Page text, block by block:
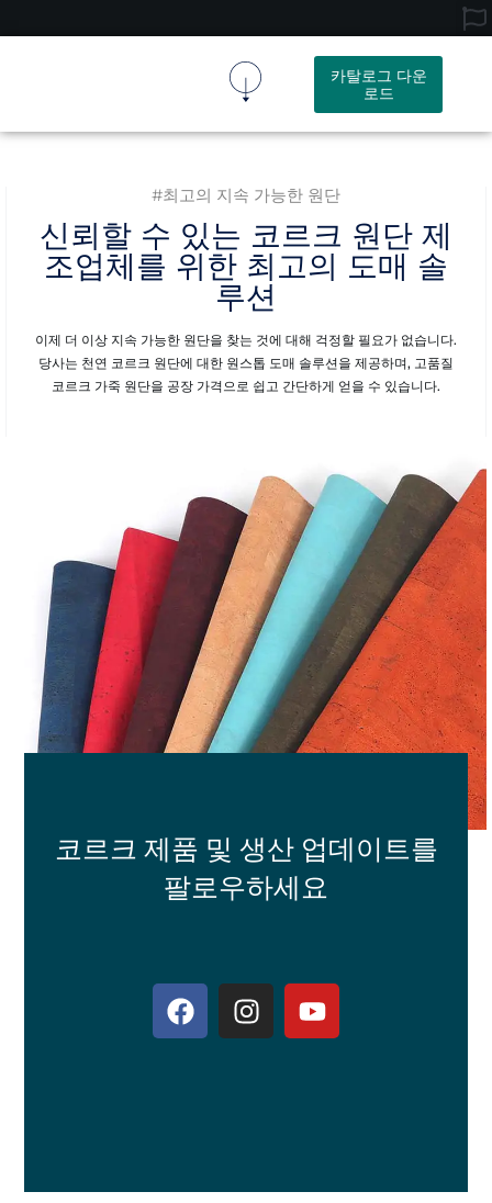
카탈로그 다운
로드
#최고의 지속 가능한 원단
신뢰할 수 있는 코르크 원단 제
조업체를 위한 최고의 도매 솔
루션
이제 더 이상 지속 가능한 원단을 찾는 것에 대해 걱정할 필요가 없습니다.
당사는 천연 코르크 원단에 대한 원스톱 도매 솔루션을 제공하며, 고품질
코르크 가죽 원단을 공장 가격으로 쉽고 간단하게 얻을 수 있습니다.
코르크 제품 및 생산 업데이트를
팔로우하세요